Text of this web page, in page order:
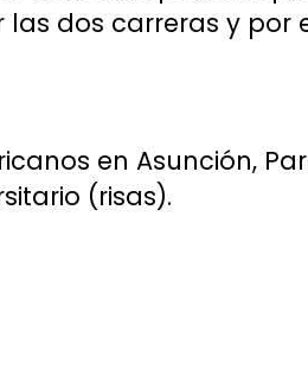
dos carreras y por
en Asunción,
(risas).